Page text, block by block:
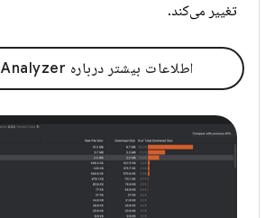
تغییر می‌کند.
اطلاعات بیشتر درباره APK Analyzer